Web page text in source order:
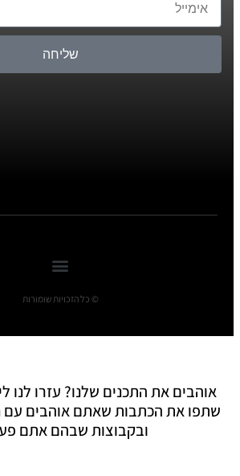
שליחה
© כל הזכויות שומורות
אוהבים את התכנים שלנו? עזרו לנו
שתפו את הכתבות שאתם אוהבים עם
ובקבוצות שבהם אתם